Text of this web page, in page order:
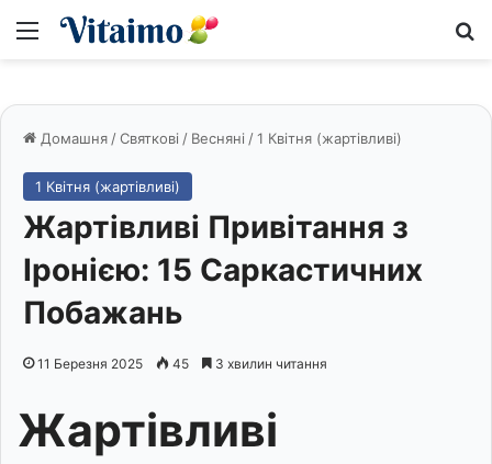
Меню
Домашня /Святкові / Весняні /1 Квітня (жартівливі)
1 Квітня (жартівливі)
Жартівливі Привітання з
Іронією: 15 Саркастичних
Побажань
11 Березня 2025 45 3 хвилин читання
Жартівливі